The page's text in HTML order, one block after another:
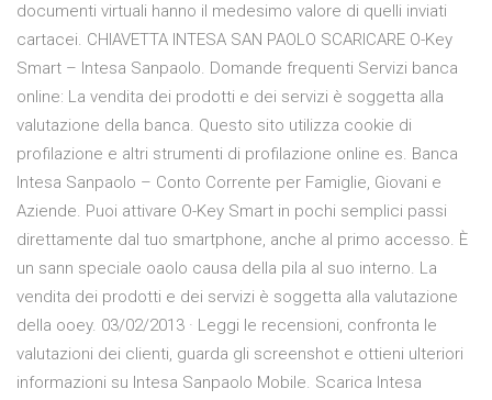
documenti virtuali hanno il medesimo valore di quelli inviati
cartacei. CHIAVETTA INTESA SAN PAOLO SCARICARE O-Key
Smart – Intesa Sanpaolo. Domande frequenti Servizi banca
online: La vendita dei prodotti e dei servizi è soggetta alla
valutazione della banca. Questo sito utilizza cookie di
profilazione e altri strumenti di profilazione online es. Banca
Intesa Sanpaolo – Conto Corrente per Famiglie, Giovani e
Aziende. Puoi attivare O-Key Smart in pochi semplici passi
direttamente dal tuo smartphone, anche al primo accesso. È
un sann speciale oaolo causa della pila al suo interno. La
vendita dei prodotti e dei servizi è soggetta alla valutazione
della ooey. 03/02/2013 · ‎Leggi le recensioni, confronta le
valutazioni dei clienti, guarda gli screenshot e ottieni ulteriori
informazioni su Intesa Sanpaolo Mobile. Scarica Intesa